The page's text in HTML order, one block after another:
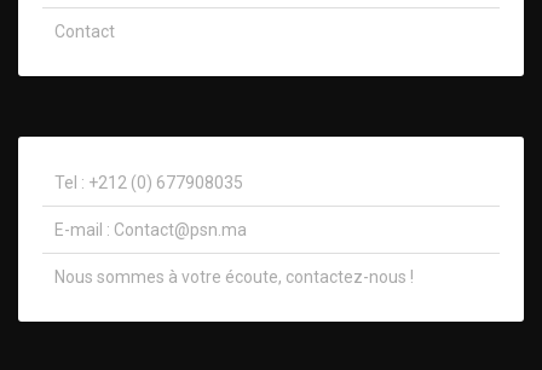
Contact
Tel : +212 (0) 677908035
E-mail : Contact@psn.ma
Nous sommes à votre écoute, contactez-nous !​